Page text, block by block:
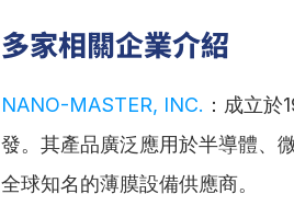
多家相關企業介紹
NANO-MASTER, INC. ：成立
發。其產品廣泛應用於半導體、
全球知名的薄膜設備供應商。